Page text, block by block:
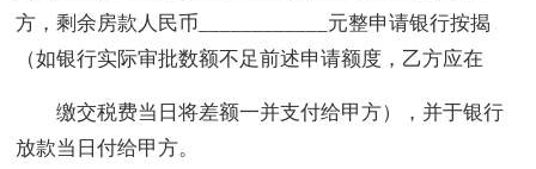
方，剩余房款人民币____________元整申请银行按揭
（如银行实际审批数额不足前述申请额度，乙方应在
缴交税费当日将差额一并支付给甲方），并于银行
放款当日付给甲方。